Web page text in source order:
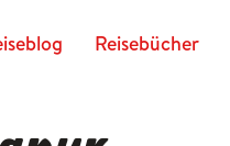
Reisebücher